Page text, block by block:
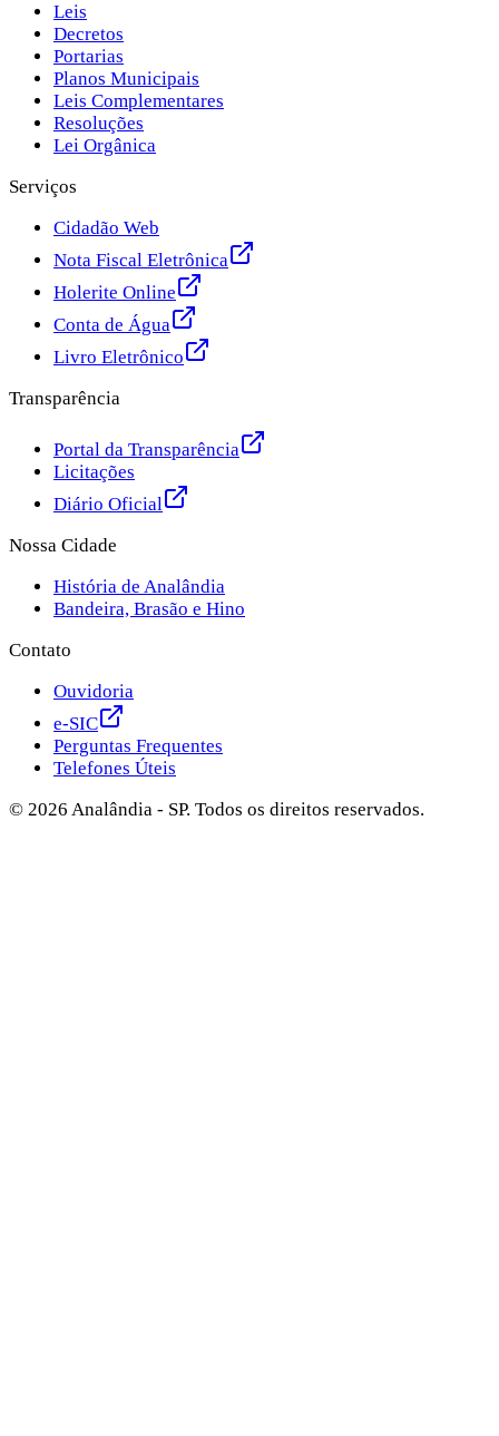
Leis
Decretos
Portarias
Planos Municipais
Leis Complementares
Resoluções
Lei Orgânica
Serviços
Cidadão Web
Nota Fiscal Eletrônica
Holerite Online
Conta de Água
Livro Eletrônico
Transparência
Portal da Transparência
Licitações
Diário Oficial
Nossa Cidade
História de Analândia
Bandeira, Brasão e Hino
Contato
Ouvidoria
e-SIC
Perguntas Frequentes
Telefones Úteis
© 2026 Analândia - SP. Todos os direitos reservados.